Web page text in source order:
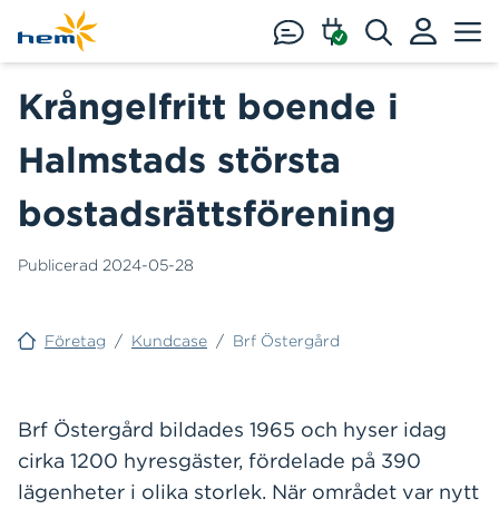
Hoppa till huvudinnehåll
Krångelfritt boende i
Halmstads största
bostadsrättsförening
Publicerad 2024-05-28
Företag / Kundcase / Brf Östergård
Brf Östergård bildades 1965 och hyser idag
cirka 1200 hyresgäster, fördelade på 390
lägenheter i olika storlek. När området var nytt